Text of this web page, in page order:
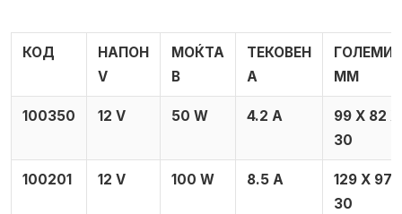
КОД
НАПОН
V
МОЌТА
В
ТЕКОВЕН
А
MM
100350 12 V 50 W 4.2 A
99 X 82 X
30
100201 12 V 100 W 8.5 A
129 X 97
30